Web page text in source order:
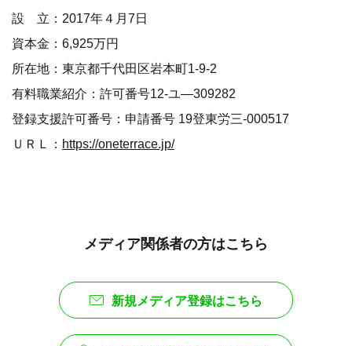
設 立：2017年４月7日
資本金：6,925万円
所在地：東京都千代田区岩本町1-9-2
有料職業紹介：許可番号12-ユ―309282
登録支援許可番号：申請番号 19登東労三-000517
ＵＲＬ： https://oneterrace.jp/
メディア関係者の方はこちら
新規メディア登録はこちら